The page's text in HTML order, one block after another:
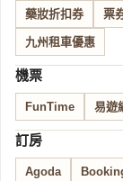
藥妝折扣券 票
九州租車優惠
機票
FunTime 易遊
訂房
Agoda